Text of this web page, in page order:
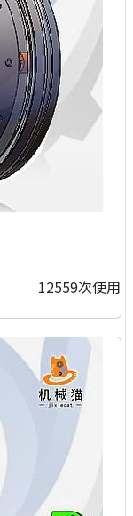
12559次使用